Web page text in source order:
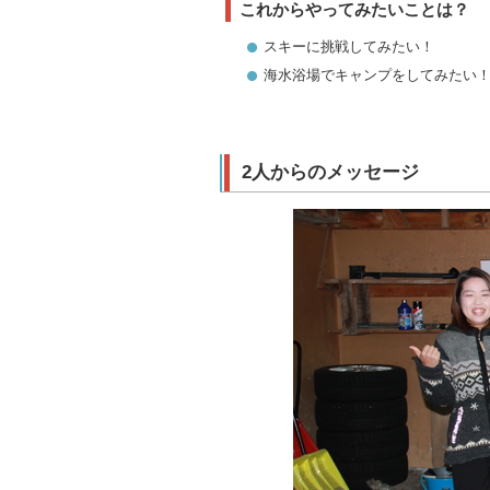
これからやってみたいことは？
スキーに挑戦してみたい！
海水浴場でキャンプをしてみたい！
2人からのメッセージ